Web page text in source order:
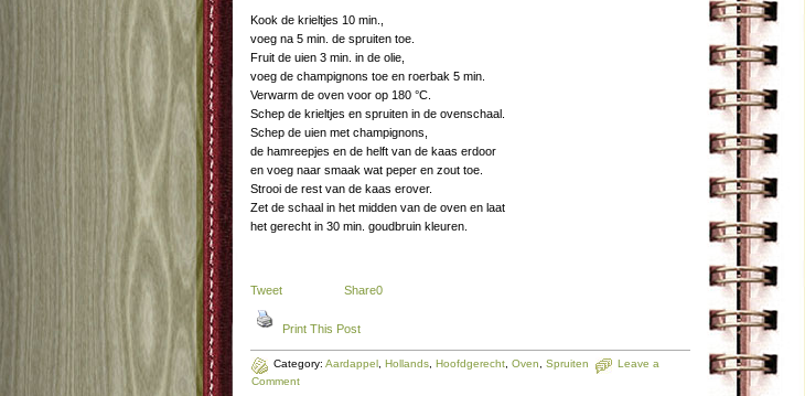
Kook de krieltjes 10 min.,
voeg na 5 min. de spruiten toe.
Fruit de uien 3 min. in de olie,
voeg de champignons toe en roerbak 5 min.
Verwarm de oven voor op 180 °C.
Schep de krieltjes en spruiten in de ovenschaal.
Schep de uien met champignons,
de hamreepjes en de helft van de kaas erdoor
en voeg naar smaak wat peper en zout toe.
Strooi de rest van de kaas erover.
Zet de schaal in het midden van de oven en laat
het gerecht in 30 min. goudbruin kleuren.
Tweet Share0
Print This Post
Category: Aardappel Hollands Hoofdgerecht Oven Spruiten
Leave a
Comment